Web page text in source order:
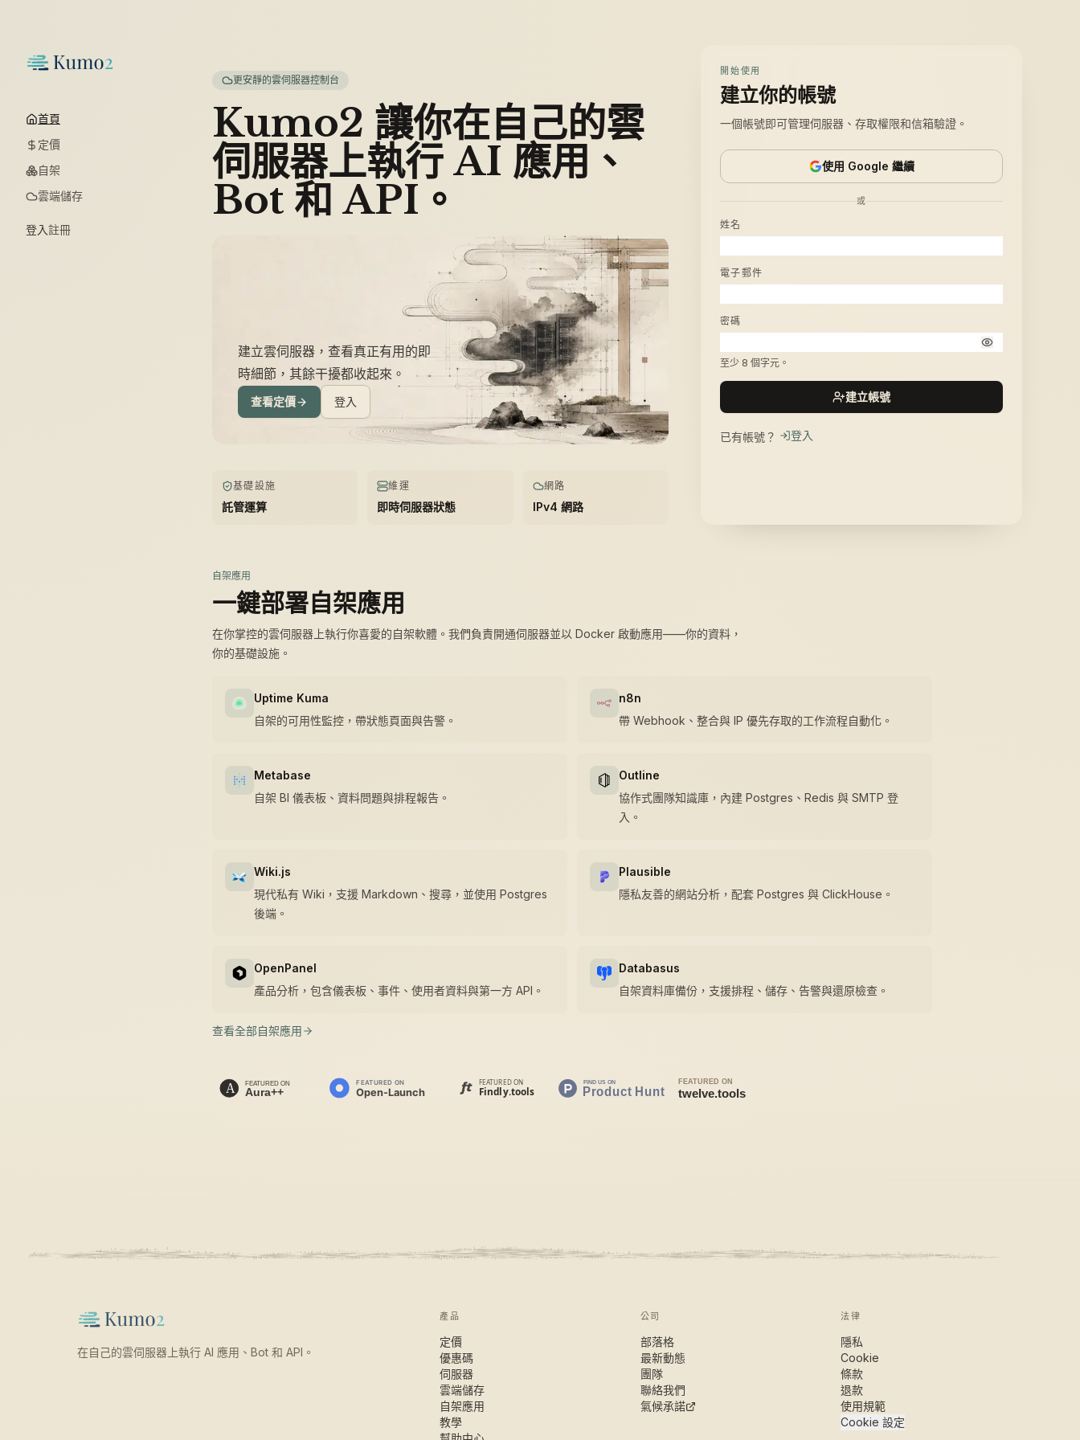
首頁
定價
自架
雲端儲存
登入註冊
更安靜的雲伺服器控制台
Kumo2 讓你在自己的雲
伺服器上執行 AI 應用、
Bot 和 API。
建立雲伺服器，查看真正有用的即
時細節，其餘干擾都收起來。
查看定價 登入
基礎設施
託管運算
維運
即時伺服器狀態
網路
IPv4 網路
開始使用
建立你的帳號
一個帳號即可管理伺服器、存取權限和信箱驗證。
使用 Google 繼續
或
姓名
電子郵件
密碼
至少 8 個字元。
建立帳號
已有帳號？ 登入
自架應用
一鍵部署自架應用
在你掌控的雲伺服器上執行你喜愛的自架軟體。我們負責開通伺服器並以 Docker 啟動應用——你的資料，
你的基礎設施。
Uptime Kuma
自架的可用性監控，帶狀態頁面與告警。
n8n
帶 Webhook、整合與 IP 優先存取的工作流程自動化。
Metabase
自架 BI 儀表板、資料問題與排程報告。
Outline
協作式團隊知識庫，內建 Postgres、Redis 與 SMTP 登
入。
Wiki.js
現代私有 Wiki，支援 Markdown、搜尋，並使用 Postgres
後端。
Plausible
隱私友善的網站分析，配套 Postgres 與 ClickHouse。
OpenPanel
產品分析，包含儀表板、事件、使用者資料與第一方 API。
Databasus
自架資料庫備份，支援排程、儲存、告警與還原檢查。
查看全部自架應用
在自己的雲伺服器上執行 AI 應用、Bot 和 API。
產品
定價
優惠碼
伺服器
雲端儲存
自架應用
教學
公司
部落格
最新動態
團隊
聯絡我們
氣候承諾
法律
隱私
Cookie
條款
退款
使用規範
Cookie 設定